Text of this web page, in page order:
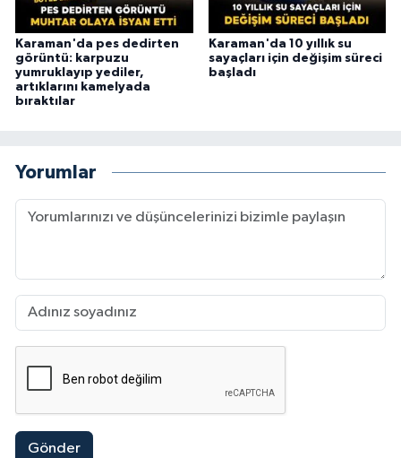
Karaman'da pes dedirten
görüntü: karpuzu
yumruklayıp yediler,
artıklarını kamelyada
bıraktılar
Karaman'da 10 yıllık su
sayaçları için değişim süreci
başladı
Yorumlar
Gönder